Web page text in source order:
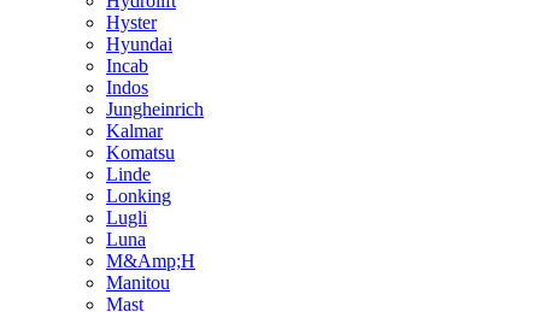
Hyster
Hyundai
Incab
Indos
Jungheinrich
Kalmar
Komatsu
Linde
Lonking
Lugli
Luna
M&Amp;H
Manitou
Mast